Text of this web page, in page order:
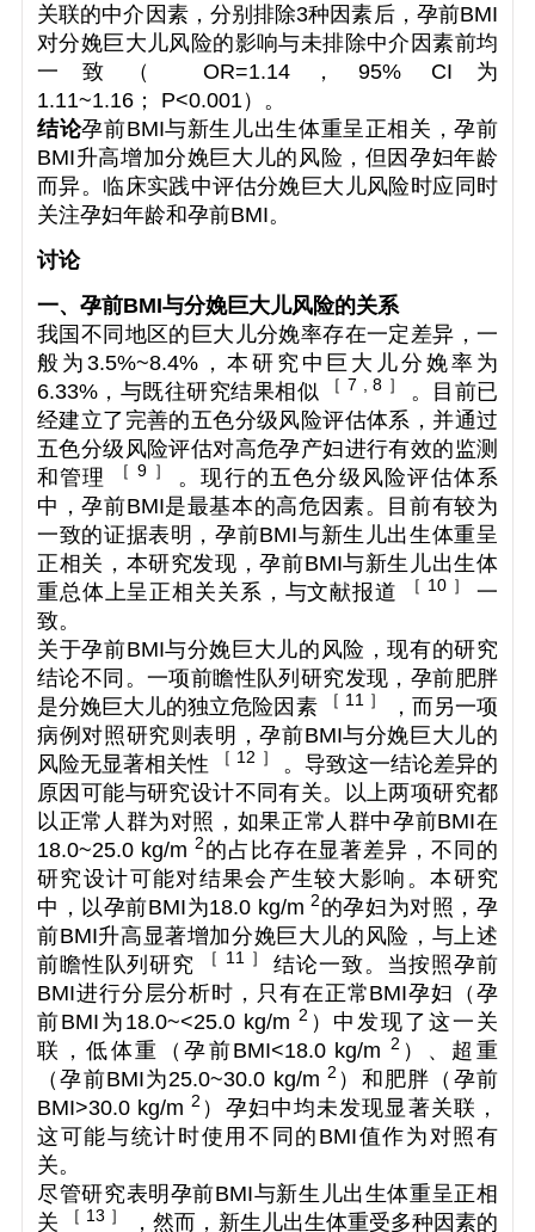
关联的中介因素，分别排除3种因素后，孕前BMI
对分娩巨大儿风险的影响与未排除中介因素前均
一致（ OR=1.14，95% CI 为
1.11~1.16； P<0.001）。
结论孕前BMI与新生儿出生体重呈正相关，孕前
BMI升高增加分娩巨大儿的风险，但因孕妇年龄
而异。临床实践中评估分娩巨大儿风险时应同时
关注孕妇年龄和孕前BMI。
讨论
一、孕前BMI与分娩巨大儿风险的关系
我国不同地区的巨大儿分娩率存在一定差异，一
般为3.5%~8.4%，本研究中巨大儿分娩率为
6.33%，与既往研究结果相似
［ 7 , 8 ］ 。目前已
经建立了完善的五色分级风险评估体系，并通过
五色分级风险评估对高危孕产妇进行有效的监测
和管理
［ 9 ］ 。现行的五色分级风险评估体系
中，孕前BMI是最基本的高危因素。目前有较为
一致的证据表明，孕前BMI与新生儿出生体重呈
正相关，本研究发现，孕前BMI与新生儿出生体
重总体上呈正相关关系，与文献报道
［ 10 ］ 一
致。
关于孕前BMI与分娩巨大儿的风险，现有的研究
结论不同。一项前瞻性队列研究发现，孕前肥胖
是分娩巨大儿的独立危险因素
［ 11 ］
，而另一项
病例对照研究则表明，孕前BMI与分娩巨大儿的
风险无显著相关性
［ 12 ］ 。导致这一结论差异的
原因可能与研究设计不同有关。以上两项研究都
以正常人群为对照，如果正常人群中孕前BMI在
18.0~25.0 kg/m 2 的占比存在显著差异，不同的
研究设计可能对结果会产生较大影响。本研究
中，以孕前BMI为18.0 kg/m2 的孕妇为对照，孕
前BMI升高显著增加分娩巨大儿的风险，与上述
前瞻性队列研究
［ 11 ］结论一致。当按照孕前
BMI进行分层分析时，只有在正常BMI孕妇（孕
前BMI为18.0~<25.0 kg/m 2 ）中发现了这一关
联，低体重（孕前BMI<18.0 kg/m 2 ）、超重
（孕前BMI为25.0~30.0 kg/m 2 ）和肥胖（孕前
BMI>30.0 kg/m2 ）孕妇中均未发现显著关联，
这可能与统计时使用不同的BMI值作为对照有
关。
尽管研究表明孕前BMI与新生儿出生体重呈正相
关
［ 13 ］ ，然而，新生儿出生体重受多种因素的